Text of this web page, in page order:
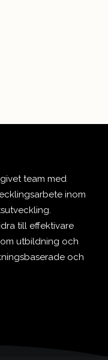
team med
inom
till effektivare
utbildning och
och